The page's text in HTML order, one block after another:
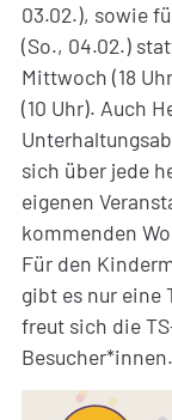
03.02.), sowie
(So., 04.02.)
Mittwoch (18
(10 Uhr). Auch
sich über jede
eigenen
kommenden
Für den
gibt es nur eine
freut sich die
Besucher*innen.